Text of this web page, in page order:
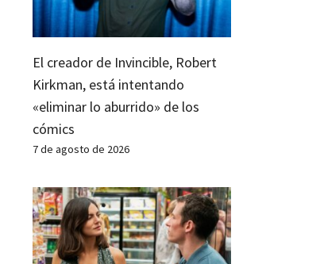
El creador de Invincible, Robert
Kirkman, está intentando
«eliminar lo aburrido» de los
cómics
7 de agosto de 2026